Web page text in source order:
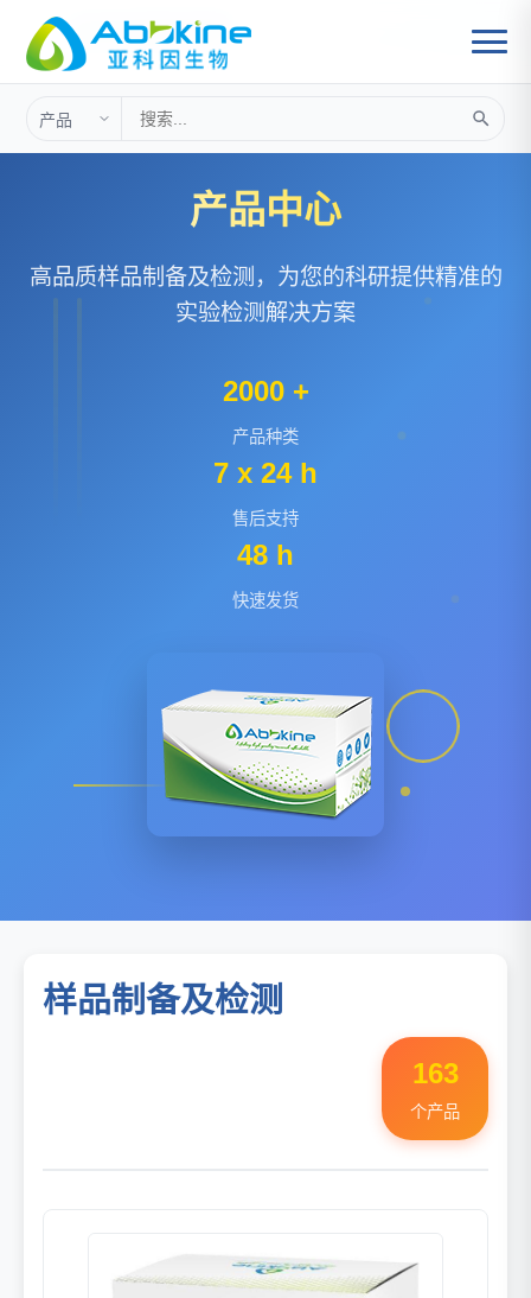
首页样品制备及检测>
产品中心
高品质样品制备及检测，为您的科研提供精准的
实验检测解决方案
2000 +
产品种类
7 x 24 h
售后支持
48 h
快速发货
样品制备及检测
163
个产品